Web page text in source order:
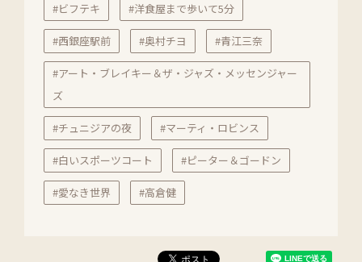
#ビフテキ #洋食屋まで歩いて5分
#西銀座駅前 #奥村チヨ #青江三奈
#アート・ブレイキー＆ザ・ジャズ・メッセンジャー
ズ
#チュニジアの夜 #マーティ・ロビンス
#白いスポーツコート #ピーター＆ゴードン
#愛なき世界 #高倉健